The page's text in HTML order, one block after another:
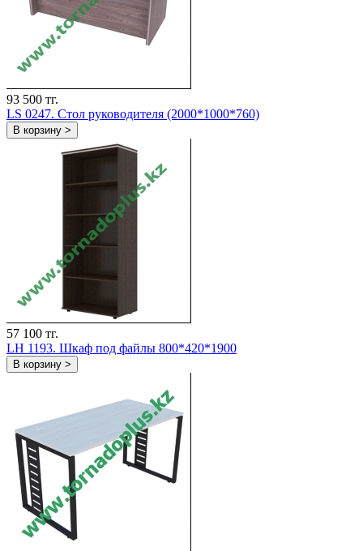
93 500 тг.
LS 0247. Стол руководителя (2000*1000*760)
В корзину >
57 100 тг.
LH 1193. Шкаф под файлы 800*420*1900
В корзину >